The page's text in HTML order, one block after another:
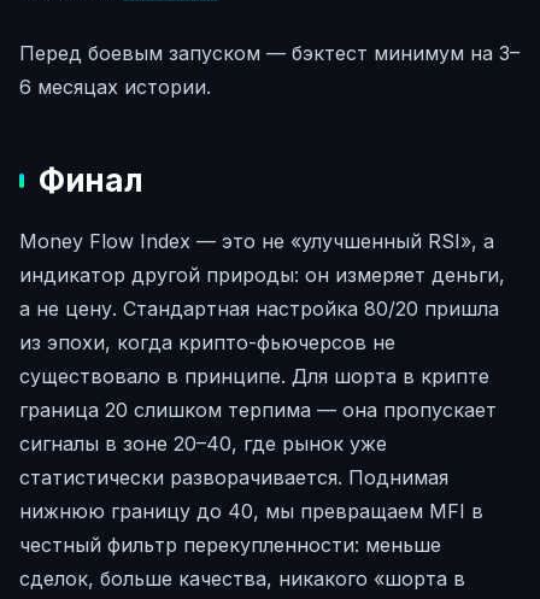
Перед боевым запуском — бэктест минимум на 3–
6 месяцах истории.
Финал
Money Flow Index — это не «улучшенный RSI», а
индикатор другой природы: он измеряет деньги,
а не цену. Стандартная настройка 80/20 пришла
из эпохи, когда крипто-фьючерсов не
существовало в принципе. Для шорта в крипте
граница 20 слишком терпима — она пропускает
сигналы в зоне 20–40, где рынок уже
статистически разворачивается. Поднимая
нижнюю границу до 40, мы превращаем MFI в
честный фильтр перекупленности: меньше
сделок, больше качества, никакого «шорта в